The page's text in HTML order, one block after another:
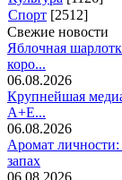
Спорт [2512]
Свежие новости
Яблочная
коро...
06.08.2026
Крупнейшая
A+E...
06.08.2026
Аромат
запах
06.08.2026